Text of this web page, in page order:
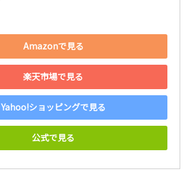
Amazonで見る
楽天市場で見る
Yahoo!ショッピングで見る
公式で見る